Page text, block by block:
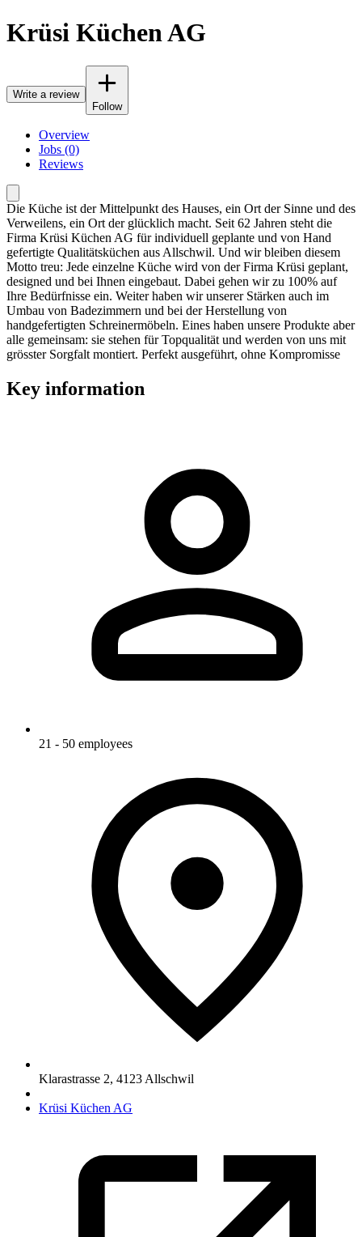
Krüsi Küchen AG
Write a review
Follow
Overview
Jobs (0)
Reviews
Die Küche ist der Mittelpunkt des Hauses, ein Ort der Sinne und des
Verweilens, ein Ort der glücklich macht. Seit 62 Jahren steht die
Firma Krüsi Küchen AG für individuell geplante und von Hand
gefertigte Qualitätsküchen aus Allschwil. Und wir bleiben diesem
Motto treu: Jede einzelne Küche wird von der Firma Krüsi geplant,
designed und bei Ihnen eingebaut. Dabei gehen wir zu 100% auf
Ihre Bedürfnisse ein. Weiter haben wir unserer Stärken auch im
Umbau von Badezimmern und bei der Herstellung von
handgefertigten Schreinermöbeln. Eines haben unsere Produkte aber
alle gemeinsam: sie stehen für Topqualität und werden von uns mit
grösster Sorgfalt montiert. Perfekt ausgeführt, ohne Kompromisse
Key information
21 - 50 employees
Klarastrasse 2, 4123 Allschwil
Krüsi Küchen AG